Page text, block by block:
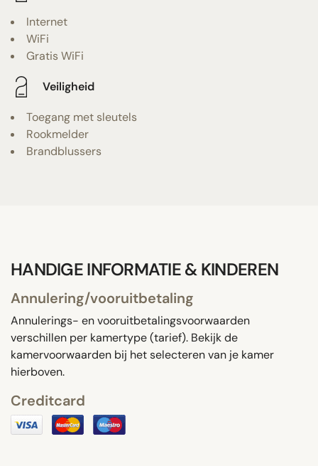
Internet
WiFi
Gratis WiFi
Veiligheid
Toegang met sleutels
Rookmelder
Brandblussers
HANDIGE INFORMATIE & KINDEREN
Annulering/vooruitbetaling
Annulerings- en vooruitbetalingsvoorwaarden
verschillen per kamertype (tarief). Bekijk de
kamervoorwaarden bij het selecteren van je kamer
hierboven.
Creditcard